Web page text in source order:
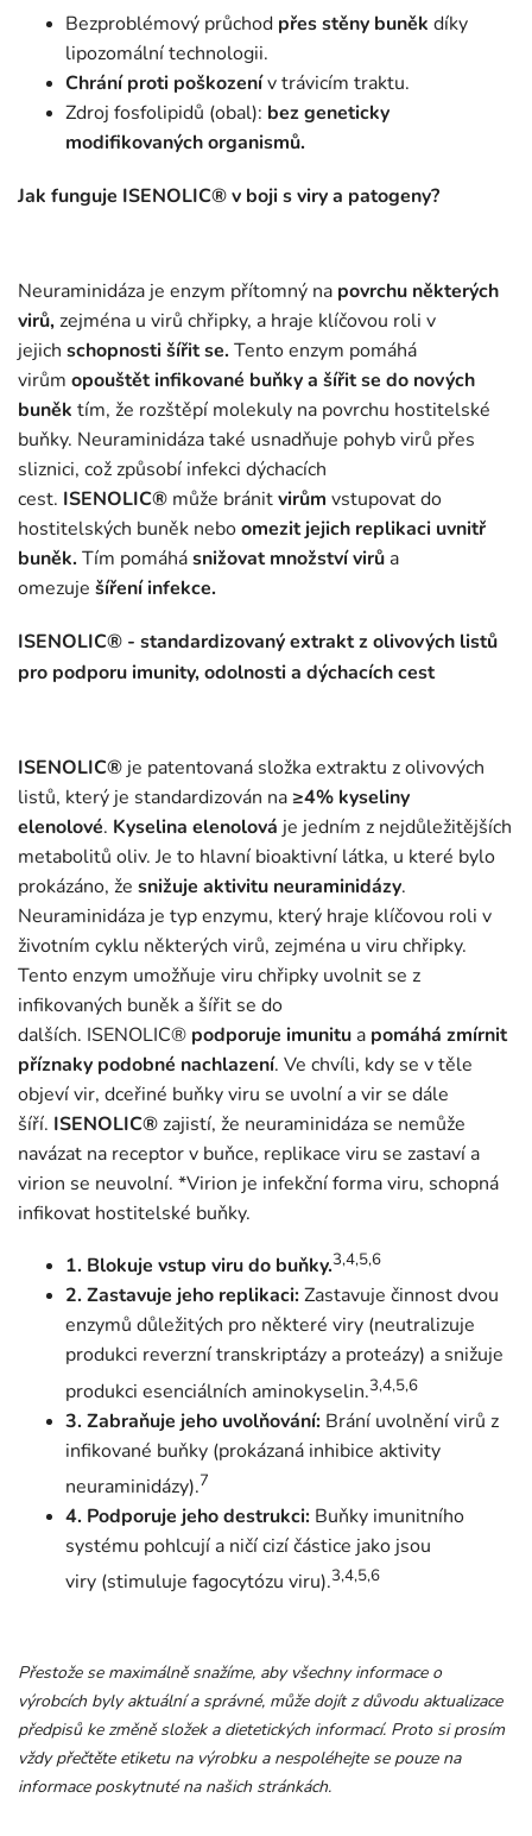
Bezproblémový průchod přes stěny buněk díky
lipozomální technologii.
Chrání proti poškozenív trávicím traktu.
Zdroj fosfolipidů (obal): bez geneticky
modifikovaných organismů.
Jak funguje ISENOLIC® v boji s viry a patogeny?
Neuraminidáza je enzym přítomný na povrchu některých
virů,zejména u virů chřipky, a hraje klíčovou roli v
jejich schopnosti šířit se. Tento enzym pomáhá
virům opouštět infikované buňky a šířit se do nových
buněk tím, že rozštěpí molekuly na povrchu hostitelské
buňky. Neuraminidáza také usnadňuje pohyb virů přes
sliznici, což způsobí infekci dýchacích
cest. ISENOLIC® může bránitvirům vstupovat do
hostitelských buněk neboomezit jejich replikaci uvnitř
buněk. Tím pomáhásnižovat množství virů a
omezuje šíření infekce.
ISENOLIC® - standardizovaný extrakt z olivových listů
pro podporu imunity, odolnosti a dýchacích cest
ISENOLIC® je patentovaná složka extraktu z olivových
listů, který je standardizován na≥4% kyseliny
elenolové. Kyselina elenolová je jedním z nejdůležitějších
metabolitů oliv. Je to hlavní bioaktivní látka, u které bylo
prokázáno, že snižuje aktivitu neuraminidázy.
Neuraminidáza je typ enzymu, který hraje klíčovou roli v
životním cyklu některých virů, zejména u viru chřipky.
Tento enzym umožňuje viru chřipky uvolnit se z
infikovaných buněk a šířit se do
dalších. ISENOLIC® podporuje imunitu a pomáhá zmírnit
příznaky podobné nachlazení. Ve chvíli, kdy se v těle
objeví vir, dceřiné buňky viru se uvolní a vir se dále
šíří. ISENOLIC®zajistí, že neuraminidáza se nemůže
navázat na receptor v buňce, replikace viru se zastaví a
virion se neuvolní. *Virion je infekční forma viru, schopná
infikovat hostitelské buňky.
1. Blokuje vstup viru do buňky.3,4,5,6
2. Zastavuje jeho replikaci:Zastavuje činnost dvou
enzymů důležitých pro některé viry (neutralizuje
produkci reverzní transkriptázy a proteázy) a snižuje
produkci esenciálních aminokyselin.3,4,5,6
3. Zabraňuje jeho uvolňování: Brání uvolnění virů z
infikované buňky (prokázaná inhibice aktivity
neuraminidázy).7
4. Podporuje jeho destrukci: Buňky imunitního
systému pohlcují a ničí cizí částice jako jsou
viry (stimuluje fagocytózu viru).3,4,5,6
Přestože se maximálně snažíme, aby všechny informace o
výrobcích byly aktuální a správné, může dojít z důvodu aktualizace
předpisů ke změně složek a dietetických informací. Proto si prosím
vždy přečtěte etiketu na výrobku a nespoléhejte se pouze na
informace poskytnuté na našich stránkách.